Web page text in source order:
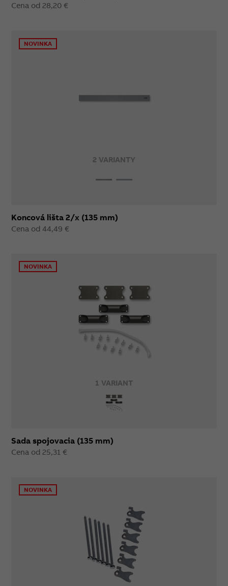
Cena od 28,20 €
2 VARIANTY
NOVINKA
Koncová lišta 2/x (135 mm)
Cena od 44,49 €
1 VARIANT
NOVINKA
Sada spojovacia (135 mm)
Cena od 25,31 €
NOVINKA